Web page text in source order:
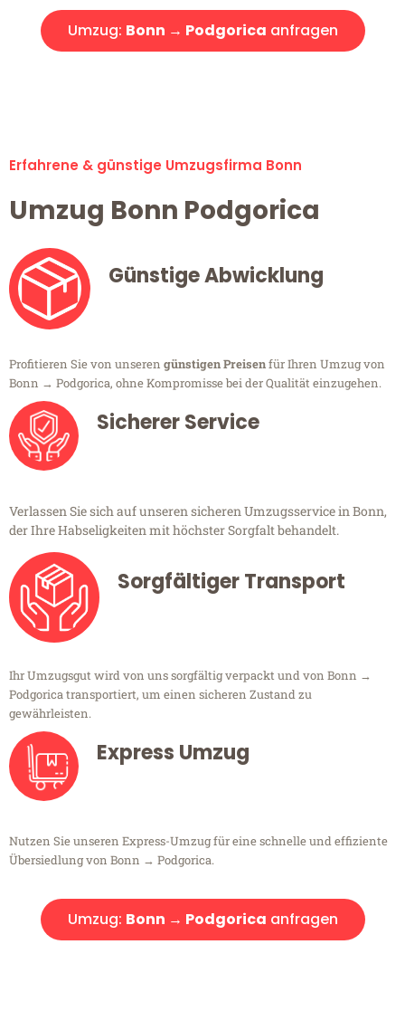
Umzug: Bonn → Podgorica anfragen
Erfahrene & günstige Umzugsfirma Bonn
Umzug Bonn Podgorica
Günstige Abwicklung
Profitieren Sie von unseren günstigen Preisenfür Ihren Umzug von
Bonn → Podgorica, ohne Kompromisse bei der Qualität einzugehen.
Sicherer Service
Verlassen Sie sich auf unseren sicheren Umzugsservice in Bonn,
der Ihre Habseligkeiten mit höchster Sorgfalt behandelt.
Sorgfältiger Transport
Ihr Umzugsgut wird von uns sorgfältig verpackt und von Bonn →
Podgorica transportiert, um einen sicheren Zustand zu
gewährleisten.
Express Umzug
Nutzen Sie unseren Express-Umzug für eine schnelle und effiziente
Übersiedlung von Bonn → Podgorica.
Umzug: Bonn → Podgorica anfragen